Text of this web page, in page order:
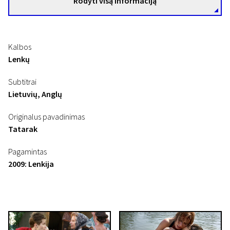
Kalbos
Lenkų
Subtitrai
Lietuvių, Anglų
Originalus pavadinimas
Tatarak
Pagamintas
2009: Lenkija